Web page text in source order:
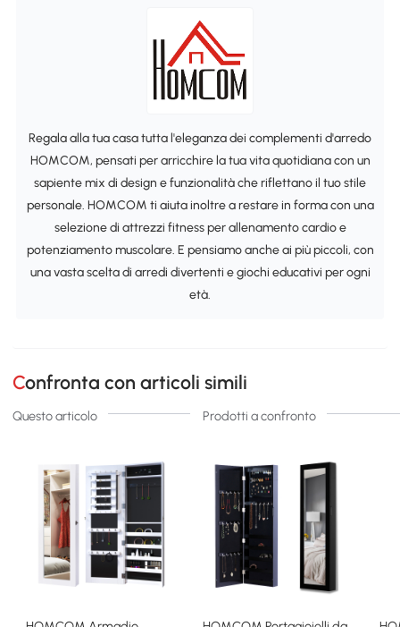
Regala alla tua casa tutta l'eleganza dei complementi d'arredo
HOMCOM, pensati per arricchire la tua vita quotidiana con un
sapiente mix di design e funzionalità che riflettano il tuo stile
personale. HOMCOM ti aiuta inoltre a restare in forma con una
selezione di attrezzi fitness per allenamento cardio e
potenziamento muscolare. E pensiamo anche ai più piccoli, con
una vasta scelta di arredi divertenti e giochi educativi per ogni
età.
Confronta con articoli simili
Questo articolo Prodotti a confronto